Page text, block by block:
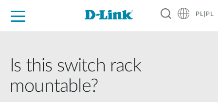
PL|PL
Is this switch rack
mountable?